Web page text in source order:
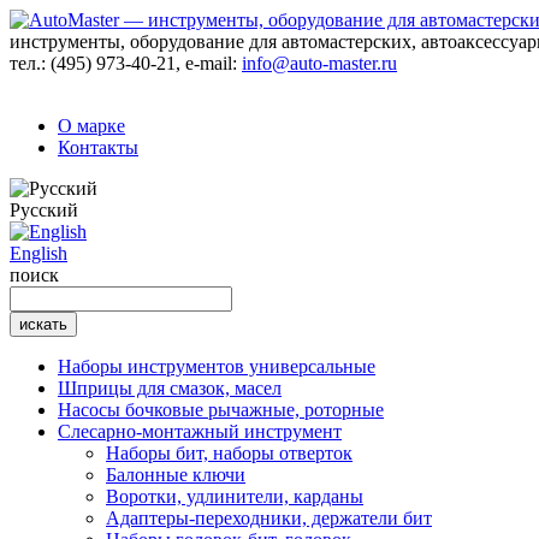
инструменты, оборудование для автомастерских,
тел.: (495) 973-40-21 , e-mail: info@auto-master.ru
О марке
Контакты
Русский
English
поиск
Наборы инструментов универсальные
Шприцы для смазок, масел
Насосы бочковые рычажные, роторные
Слесарно-монтажный инструмент
Наборы бит, наборы отверток
Балонные ключи
Воротки, удлинители, карданы
Адаптеры-переходники, держатели бит